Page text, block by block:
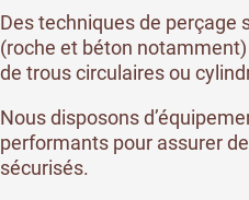
Des techniques de perçage
(roche et béton
de trous circulaires ou
Nous disposons
performants pour assurer
sécurisés.